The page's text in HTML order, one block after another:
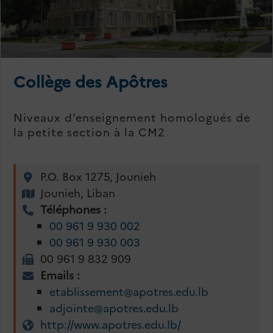
Collège des Apôtres
Niveaux d’enseignement homologués de
la petite section à la CM2
P.O. Box 1275, Jounieh
Jounieh, Liban
Téléphones :
00 961 9 930 002
00 961 9 930 003
00 961 9 832 909
Emails :
etablissement@apotres.edu.lb
adjointe@apotres.edu.lb
http://www.apotres.edu.lb/